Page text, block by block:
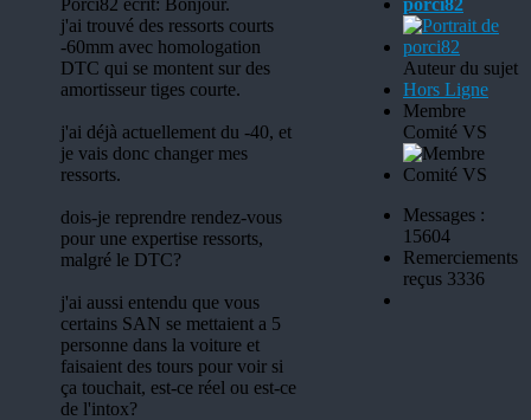
Porci82 écrit: Bonjour.
j'ai trouvé des ressorts courts
-60mm avec homologation
DTC qui se montent sur des
amortisseur tiges courte.
j'ai déjà actuellement du -40, et
je vais donc changer mes
ressorts.
dois-je reprendre rendez-vous
pour une expertise ressorts,
malgré le DTC?
j'ai aussi entendu que vous
certains SAN se mettaient a 5
personne dans la voiture et
faisaient des tours pour voir si
ça touchait, est-ce réel ou est-ce
de l'intox?
porci82
Auteur du sujet
Hors Ligne
Membre
Comité VS
Messages :
15604
Remerciements
reçus 3336